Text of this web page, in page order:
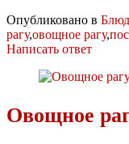
Опубликовано в
рагу,овощное рагу,
Написать ответ
Овощное